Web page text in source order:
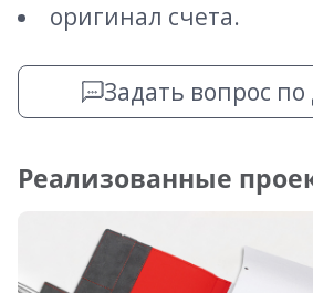
оригинал счета.
Задать вопрос по
Реализованные